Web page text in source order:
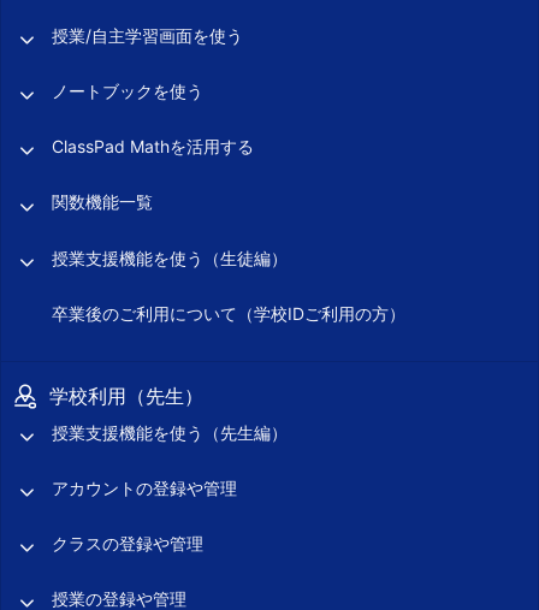
授業/自主学習画面を使う
ノートブックを使う
ClassPad Mathを活用する
関数機能一覧
授業支援機能を使う（生徒編）
卒業後のご利用について（学校IDご利用の方）
学校利用（先生）
授業支援機能を使う（先生編）
アカウントの登録や管理
クラスの登録や管理
授業の登録や管理